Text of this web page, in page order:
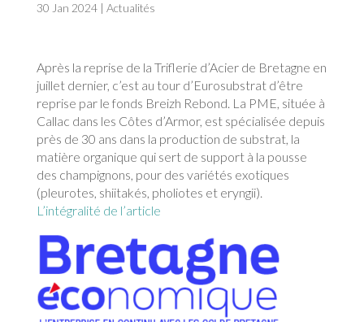
30 Jan 2024| Actualités
Après la reprise de la Triflerie d’Acier de Bretagne en
juillet dernier, c’est au tour d’Eurosubstrat d’être
reprise par le fonds Breizh Rebond. La PME, située à
Callac dans les Côtes d’Armor, est spécialisée depuis
près de 30 ans dans la production de substrat, la
matière organique qui sert de support à la pousse
des champignons, pour des variétés exotiques
(pleurotes, shiitakés, pholiotes et eryngii).
L’intégralité de l’article